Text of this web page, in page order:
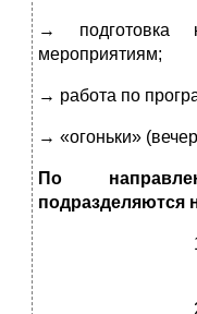
→ подготовка
мероприятиям;
→ работа по
→ «огоньки»
По
подразделяются